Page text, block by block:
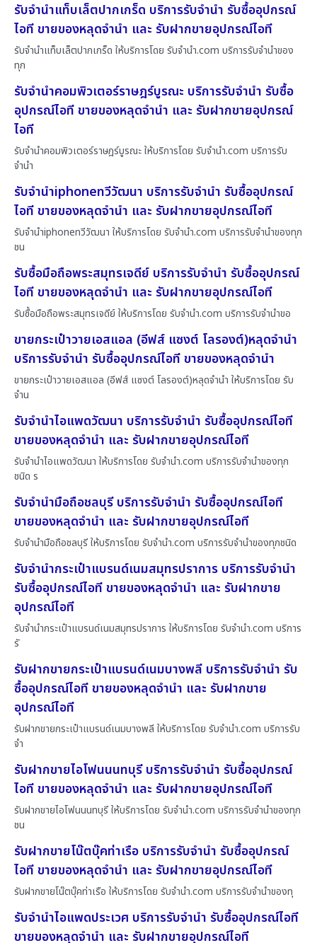
รับจำนำแท็บเล็ตปากเกร็ด บริการรับจำนำ รับซื้ออุปกรณ์
ไอที ขายของหลุดจำนำ และ รับฝากขายอุปกรณ์ไอที
รับจำนำแท็บเล็ตปากเกร็ด ให้บริการโดย รับจํานํา.com บริการรับจำนำของ
ทุก
รับจำนำคอมพิวเตอร์ราษฎร์บูรณะ บริการรับจำนำ รับซื้อ
อุปกรณ์ไอที ขายของหลุดจำนำ และ รับฝากขายอุปกรณ์
ไอที
รับจำนำคอมพิวเตอร์ราษฎร์บูรณะ ให้บริการโดย รับจํานํา.com บริการรับ
จำนำ
รับจำนำiphoneทวีวัฒนา บริการรับจำนำ รับซื้ออุปกรณ์
ไอที ขายของหลุดจำนำ และ รับฝากขายอุปกรณ์ไอที
รับจำนำiphoneทวีวัฒนา ให้บริการโดย รับจํานํา.com บริการรับจำนำของทุก
ชน
รับซื้อมือถือพระสมุทรเจดีย์ บริการรับจำนำ รับซื้ออุปกรณ์
ไอที ขายของหลุดจำนำ และ รับฝากขายอุปกรณ์ไอที
รับซื้อมือถือพระสมุทรเจดีย์ ให้บริการโดย รับจํานํา.com บริการรับจำนำขอ
ขายกระเป๋าวายเอสแอล (อีฟส์ แซงต์ โลรองต์)หลุดจำนำ
บริการรับจำนำ รับซื้ออุปกรณ์ไอที ขายของหลุดจำนำ
ขายกระเป๋าวายเอสแอล (อีฟส์ แซงต์ โลรองต์)หลุดจำนำ ให้บริการโดย รับ
จําน
รับจำนำไอแพดวัฒนา บริการรับจำนำ รับซื้ออุปกรณ์ไอที
ขายของหลุดจำนำ และ รับฝากขายอุปกรณ์ไอที
รับจำนำไอแพดวัฒนา ให้บริการโดย รับจํานํา.com บริการรับจำนำของทุก
ชนิด ร
รับจำนำมือถือชลบุรี บริการรับจำนำ รับซื้ออุปกรณ์ไอที
ขายของหลุดจำนำ และ รับฝากขายอุปกรณ์ไอที
รับจำนำมือถือชลบุรี ให้บริการโดย รับจํานํา.com บริการรับจำนำของทุกชนิด
รับจำนำกระเป๋าแบรนด์เนมสมุทรปราการ บริการรับจำนำ
รับซื้ออุปกรณ์ไอที ขายของหลุดจำนำ และ รับฝากขาย
อุปกรณ์ไอที
รับจำนำกระเป๋าแบรนด์เนมสมุทรปราการ ให้บริการโดย รับจํานํา.com บริการ
รั
รับฝากขายกระเป๋าแบรนด์เนมบางพลี บริการรับจำนำ รับ
ซื้ออุปกรณ์ไอที ขายของหลุดจำนำ และ รับฝากขาย
อุปกรณ์ไอที
รับฝากขายกระเป๋าแบรนด์เนมบางพลี ให้บริการโดย รับจํานํา.com บริการรับ
จำ
รับฝากขายไอโฟนนนทบุรี บริการรับจำนำ รับซื้ออุปกรณ์
ไอที ขายของหลุดจำนำ และ รับฝากขายอุปกรณ์ไอที
รับฝากขายไอโฟนนนทบุรี ให้บริการโดย รับจํานํา.com บริการรับจำนำของทุก
ชน
รับฝากขายโน๊ตบุ๊คท่าเรือ บริการรับจำนำ รับซื้ออุปกรณ์
ไอที ขายของหลุดจำนำ และ รับฝากขายอุปกรณ์ไอที
รับฝากขายโน๊ตบุ๊คท่าเรือ ให้บริการโดย รับจํานํา.com บริการรับจำนำของทุ
รับจำนำไอแพดประเวศ บริการรับจำนำ รับซื้ออุปกรณ์ไอที
ขายของหลุดจำนำ และ รับฝากขายอุปกรณ์ไอที